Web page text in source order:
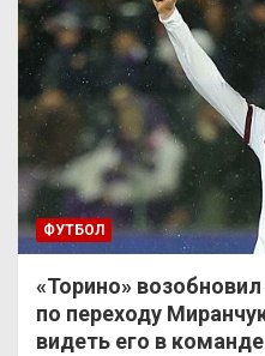
ФУТБОЛ
«Торино»
по переходу
видеть его в команде